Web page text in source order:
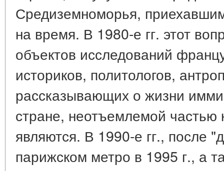
Средиземноморья,
на время. В 1980-е гг. этот
объектов исследований
историков, политологов,
рассказывающих о жизни
стране, неотъемлемой частью
являются. В 1990-е гг., после
парижском метро в 1995 г., а